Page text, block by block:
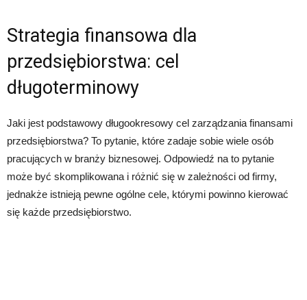
Strategia finansowa dla
przedsiębiorstwa: cel
długoterminowy
Jaki jest podstawowy długookresowy cel zarządzania finansami
przedsiębiorstwa? To pytanie, które zadaje sobie wiele osób
pracujących w branży biznesowej. Odpowiedź na to pytanie
może być skomplikowana i różnić się w zależności od firmy,
jednakże istnieją pewne ogólne cele, którymi powinno kierować
się każde przedsiębiorstwo.